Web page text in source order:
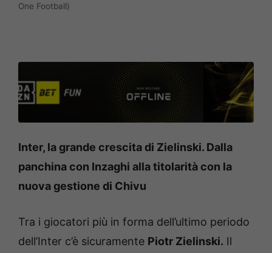
One Football)
Inter, la grande crescita di Zielinski. Dalla
panchina con Inzaghi alla titolarità con la
nuova gestione di Chivu
Tra i giocatori più in forma dell’ultimo periodo
dell’Inter c’è sicuramente Piotr Zielinski. Il